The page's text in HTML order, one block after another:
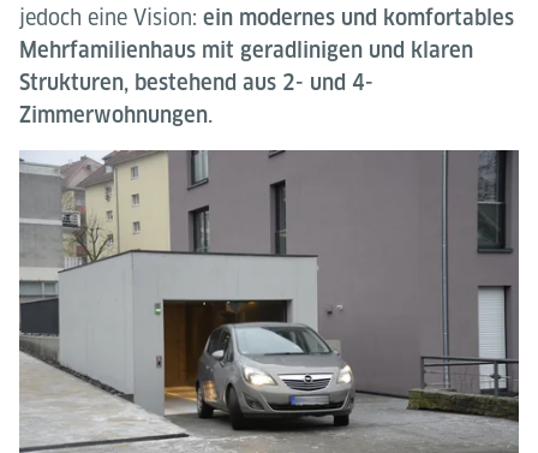
jedoch eine Vision: ein modernes und komfortables
Mehrfamilienhaus mit geradlinigen und klaren
Strukturen, bestehend aus 2- und 4-
Zimmerwohnungen.